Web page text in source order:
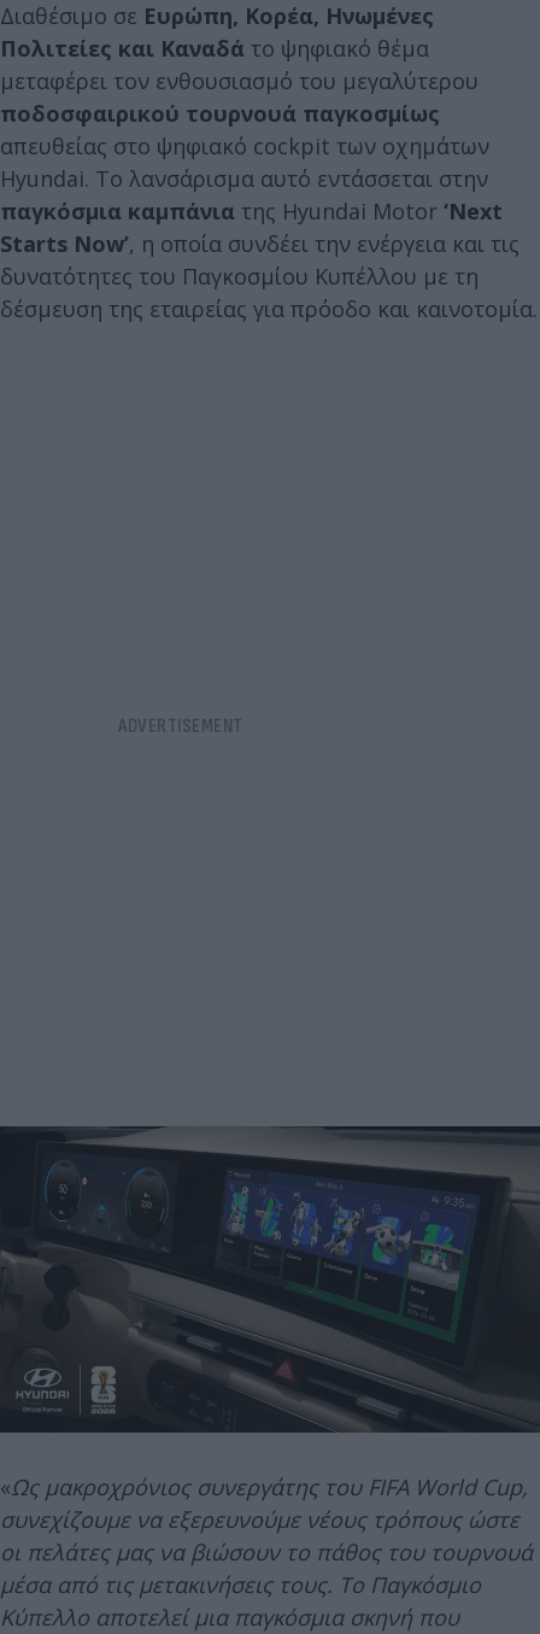
Διαθέσιμο σε Ευρώπη, Κορέα, Ηνωμένες
Πολιτείες και Καναδά το ψηφιακό θέμα
μεταφέρει τον ενθουσιασμό του μεγαλύτερου
ποδοσφαιρικού τουρνουά παγκοσμίως
απευθείας στο ψηφιακό cockpit των οχημάτων
Hyundai. Το λανσάρισμα αυτό εντάσσεται στην
παγκόσμια καμπάνια της Hyundai Motor ‘Next
Starts Now’, η οποία συνδέει την ενέργεια και τις
δυνατότητες του Παγκοσμίου Κυπέλλου με τη
δέσμευση της εταιρείας για πρόοδο και καινοτομία.
«Ως μακροχρόνιος συνεργάτης του FIFA World Cup,
συνεχίζουμε να εξερευνούμε νέους τρόπους ώστε
οι πελάτες μας να βιώσουν το πάθος του τουρνουά
μέσα από τις μετακινήσεις τους. Το Παγκόσμιο
Κύπελλο αποτελεί μια παγκόσμια σκηνή που